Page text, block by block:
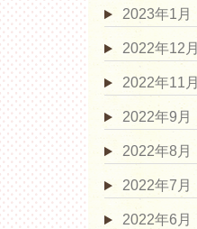
2023年1月
2022年12月
2022年11月
2022年9月
2022年8月
2022年7月
2022年6月